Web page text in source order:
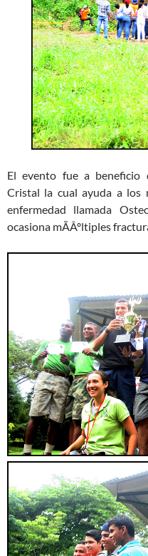
El evento fue a beneficio
Cristal la cual ayuda a los
enfermedad llamada
ocasiona mÃÂºltiples